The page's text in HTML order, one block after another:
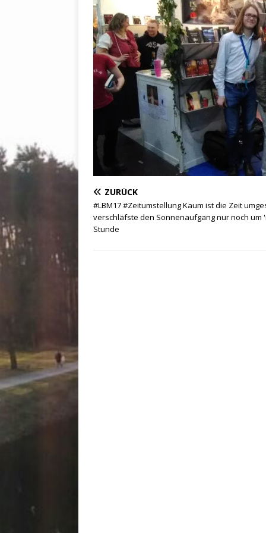
ZURÜCK
#LBM17 #Zeitumstellung Kaum ist die Zeit
verschläfste den Sonnenaufgang nur noch um
Stunde